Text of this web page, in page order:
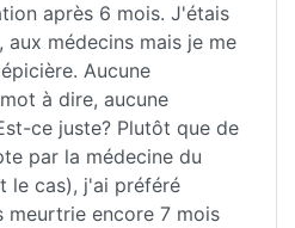
après 6 mois. J'étais
médecins mais je me
Aucune
à dire, aucune
ce juste? Plutôt que de
par la médecine du
le cas), j'ai préféré
meurtrie encore 7 mois